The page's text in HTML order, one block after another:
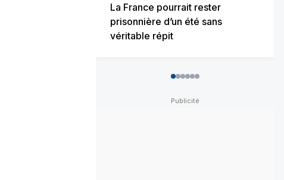
La France pourrait rester
prisonnière d’un été sans
véritable répit
012345